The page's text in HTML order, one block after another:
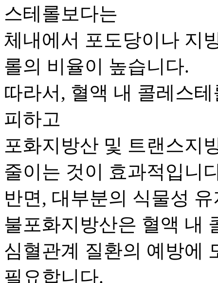
스테롤보다는
체내에서 포도당이나 지
롤의 비율이 높습니다.
따라서, 혈액 내 콜레스
피하고
포화지방산 및 트랜스지
줄이는 것이 효과적입니
반면, 대부분의 식물성
불포화지방산은 혈액 내
심혈관계 질환의 예방에
필요합니다.